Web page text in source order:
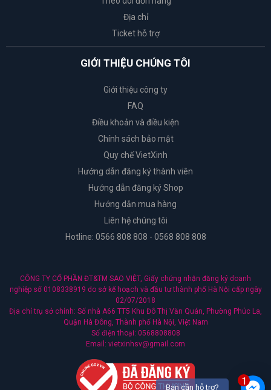
1
Bạn cần hỗ trợ?
Địa chỉ
Ticket hỗ trợ
GIỚI THIỆU CHÚNG TÔI
Giới thiệu công ty
FAQ
Điều khoản và điều kiện
Chính sách bảo mật
Quy chế VietXinh
Hướng dẫn đăng ký thành viên
Hướng dẫn đăng ký Shop
Hướng dẫn mua hàng
Liên hệ chúng tôi
Hotline: 0566 808 808 - 0568 808 808
CÔNG TY CỔ PHẦN ĐT&TM SAO VIỆT, Giấy chứng nhận đăng ký doanh
nghiệp số 0108338919 do sở kế hoạch và đầu tư thành phố Hà Nội cấp ngày
02/07/2018
Địa chỉ trụ sở chính: Số nhà A66 TT5 Khu Đô Thị Văn Quán, Phường Phúc La,
Quận Hà Đông, Thành phố Hà Nội, Việt Nam
Số điện thoại: 0568808808
Email: vietxinhsv@gmail.com